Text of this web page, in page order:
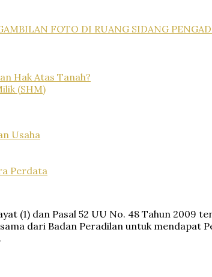
FOTO DI RUANG SIDANG
Hak Atas Tanah?
(SHM)
Usaha
Perdata
(1) dan Pasal 52 UU No. 48 Tahun 2009
dari Badan Peradilan untuk mendapat